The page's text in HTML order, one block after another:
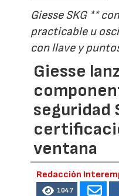
Giesse SKG **
practicable u
con llave y
Giesse
seguridad
ventana
Redacción
1047